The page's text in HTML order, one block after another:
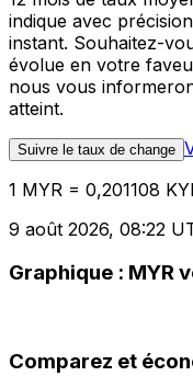
indique avec
instant. Souhaitez-
évolue en votre
nous vous
atteint.
Suivre le taux de change
1 MYR = 0,201108
9 août 2026, 08:22
Graphique : MYR
Comparez et